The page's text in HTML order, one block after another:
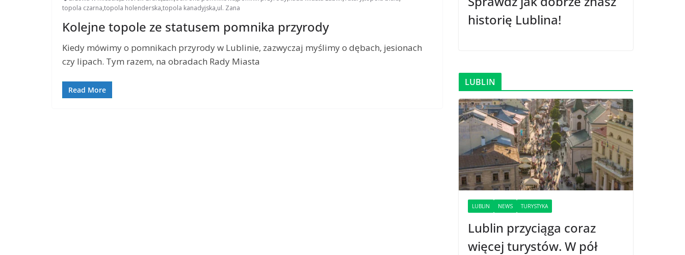
topola czarna,topola holenderska,topola kanadyjska,ul. Zana
Kolejne topole ze statusem pomnika przyrody
Kiedy mówimy o pomnikach przyrody w Lublinie, zazwyczaj myślimy o dębach, jesionach
czy lipach. Tym razem, na obradach Rady Miasta
Read More
historię Lublina!
LUBLIN
LUBLIN NEWS TURYSTYKA
Lublin przyciąga coraz
więcej turystów. W pół